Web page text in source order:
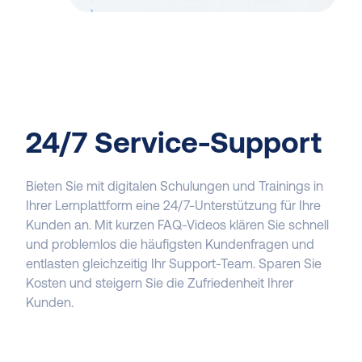
24/7 Service-Support
Bieten Sie mit digitalen Schulungen und Trainings in
Ihrer Lernplattform eine 24/7-Unterstützung für Ihre
Kunden an. Mit kurzen FAQ-Videos klären Sie schnell
und problemlos die häufigsten Kundenfragen und
entlasten gleichzeitig Ihr Support-Team. Sparen Sie
Kosten und steigern Sie die Zufriedenheit Ihrer
Kunden.